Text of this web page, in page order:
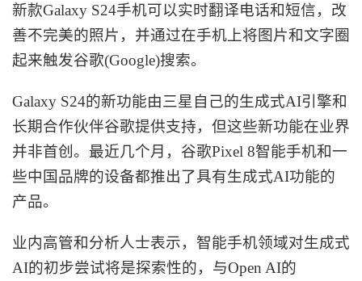
新款Galaxy S24手机可以实时翻译电话和短信，改
善不完美的照片，并通过在手机上将图片和文字圈
起来触发谷歌(Google)搜索。
Galaxy S24的新功能由三星自己的生成式AI引擎和
长期合作伙伴谷歌提供支持，但这些新功能在业界
并非首创。最近几个月，谷歌Pixel 8智能手机和一
些中国品牌的设备都推出了具有生成式AI功能的
产品。
业内高管和分析人士表示，智能手机领域对生成式
AI的初步尝试将是探索性的，与Open AI的